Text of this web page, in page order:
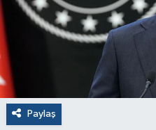
Paylaş